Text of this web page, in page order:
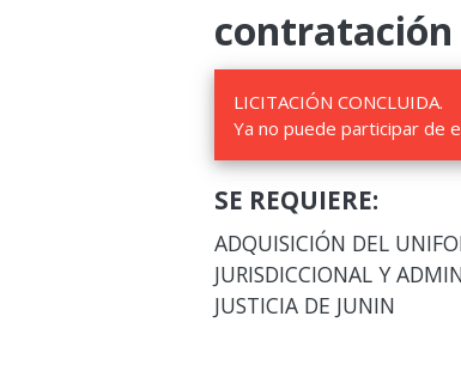
contratación
LICITACIÓN CONCLUIDA.
Ya no puede participar de
SE REQUIERE:
ADQUISICIÓN DEL
JURISDICCIONAL Y
JUSTICIA DE JUNIN